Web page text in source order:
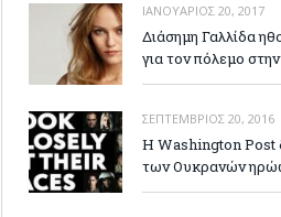
ΙΑΝΟΥΆΡΙΟΣ 20, 2017
Διάσημη Γαλλίδα
για τον πόλεμο
ΣΕΠΤΈΜΒΡΙΟΣ 20, 2016
Η Washington Post
των Ουκρανών